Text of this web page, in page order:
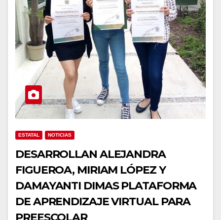
ESTATAL NOTICIAS
DESARROLLAN ALEJANDRA
FIGUEROA, MIRIAM LÓPEZ Y
DAMAYANTI DIMAS PLATAFORMA
DE APRENDIZAJE VIRTUAL PARA
PREESCOLAR